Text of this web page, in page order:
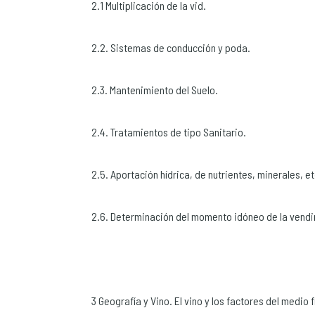
2.1 Multiplicación de la vid.
2.2. Sistemas de conducción y poda.
2.3. Mantenimiento del Suelo.
2.4. Tratamientos de tipo Sanitario.
2.5. Aportación hídrica, de nutrientes, minerales,
2.6. Determinación del momento idóneo de la
3 Geografía y Vino. El vino y los factores del medio